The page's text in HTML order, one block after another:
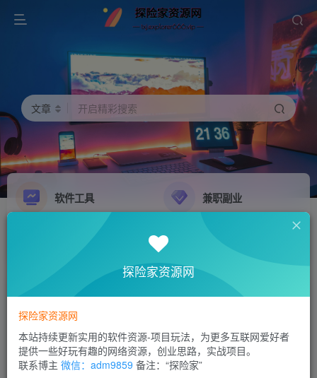
文章 开启精彩搜索
软件工具 兼职副业
精品源码
探险家资源网
探险家资源网
本站持续更新实用的软件资源-项目玩法，为更多互联网爱好者
提供一些好玩有趣的网络资源，创业思路，实战项目。
联系博主 微信：adm9859 备注：“探险家”